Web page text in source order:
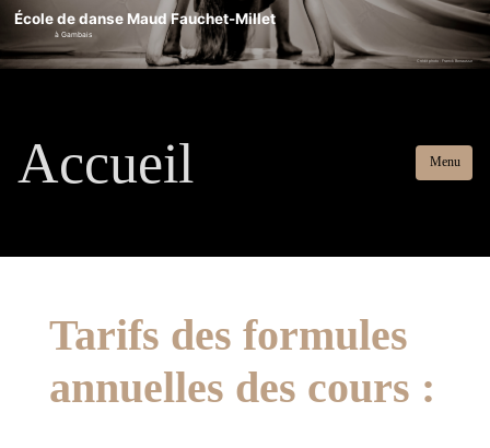
École de danse Maud Fauchet-Millet
à Gambais
Crédit photo : Franck Benausse
Accueil Menu
Tarifs des formules
annuelles des cours :